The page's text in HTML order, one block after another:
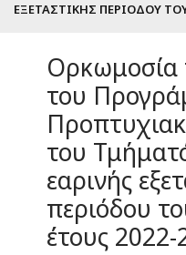
ΕΞΕΤΑΣΤΙΚΉΣ ΠΕΡΙΌΔΟΥ
Ορκωμοσία
του
του
εαρινής
περιόδου
έτους 2022-